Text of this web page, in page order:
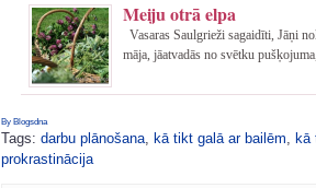
Meiju otrā elpa
Vasaras Saulgrieži sagaidīti, Jāņi
māja, jāatvadās no svētku
By Blogsdna
Tags: darbu plānošana, kā tikt galā ar bailēm, kā
prokrastinācija